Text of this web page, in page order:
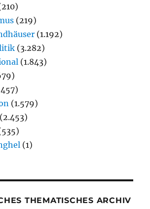
(219)
(1.192)
(3.282)
(1.843)
(1.579)
(2.453)
(1)
THEMATISCHES ARCHIV